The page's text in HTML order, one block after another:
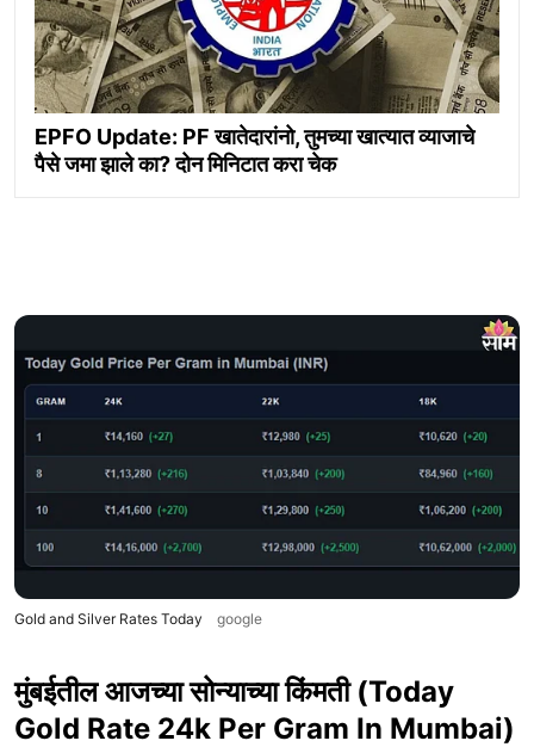
EPFO Update: PF खातेदारांनो, तुमच्या खात्यात व्याजाचे
पैसे जमा झाले का? दोन मिनिटात करा चेक
Gold and Silver Rates Today google
मुंबईतील आजच्या सोन्याच्या किंमती (Today
Gold Rate 24k Per Gram In Mumbai)